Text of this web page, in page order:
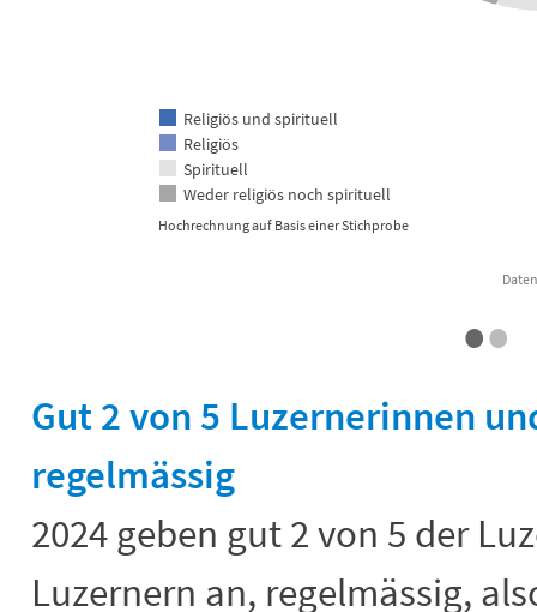
Hochrechnung auf Basis einer Stichprobe
Religiös und spirituell
Religiös
Spirituell
Weder religiös noch spirituell
••
Gut 2 von 5 Luzernerinnen
regelmässig
2024 geben gut 2 von 5 der
Luzernern an, regelmässig,